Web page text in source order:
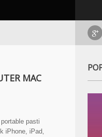
Cara Convert File JPG
MAC
pasti
iPhone, iPad,